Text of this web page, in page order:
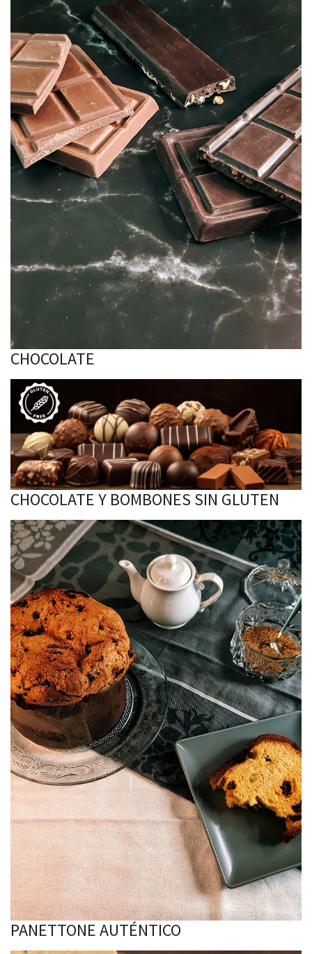
CHOCOLATE
CHOCOLATE Y BOMBONES SIN GLUTEN
PANETTONE AUTÉNTICO